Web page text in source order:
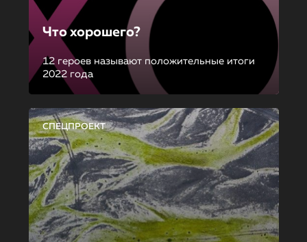
Что хорошего?
12 героев называют положительные итоги
2022 года
СПЕЦПРОЕКТ